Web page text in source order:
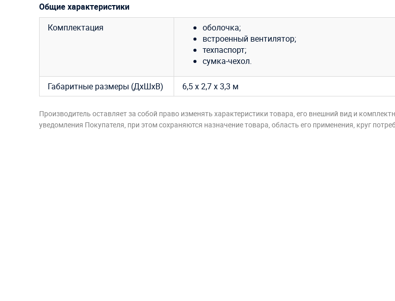
Общие характеристики
Комплектация
оболочка;
встроенный вентилятор;
техпаспорт;
сумка-чехол.
Габаритные размеры (ДхШхВ) 6,5 х 2,7 х 3,3 м
Производитель оставляет за собой право изменять характеристики товара, его внешний вид и
уведомления Покупателя, при этом сохраняются назначение товара, область его применения, круг